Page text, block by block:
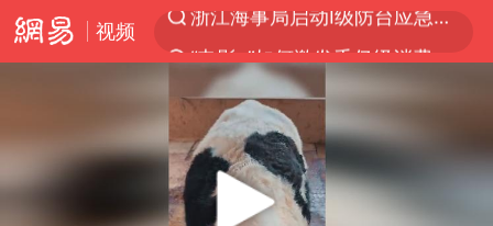
视频
“电影+”如何激发千亿级消费新活力？
预计“白海豚”明晚将在浙江舟山到福建福鼎一带沿海登陆
用AI造出新病毒意味着什么